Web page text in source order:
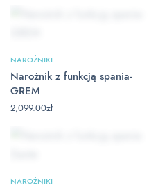
NAROŻNIKI
Narożnik z funkcją spania-
GREM
2,099.00zł
NAROŻNIKI